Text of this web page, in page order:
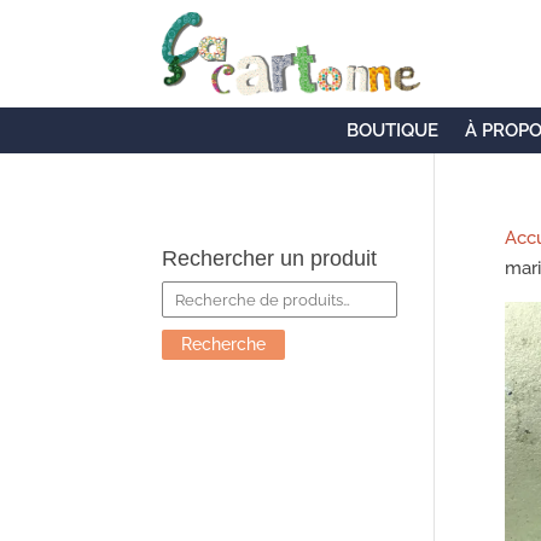
BOUTIQUE À
Rechercher un produit
Recherche
pour :
Recherche